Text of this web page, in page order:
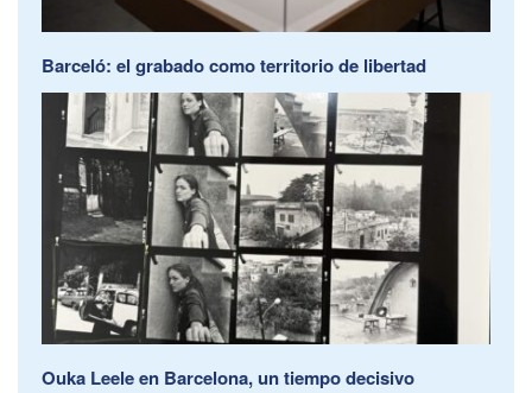
Barceló: el grabado como territorio de libertad
Ouka Leele en Barcelona, un tiempo decisivo